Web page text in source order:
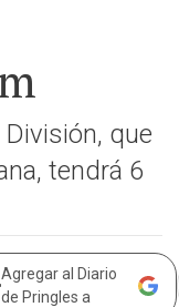
que
tendrá 6
Agregar al Diario
de Pringles a